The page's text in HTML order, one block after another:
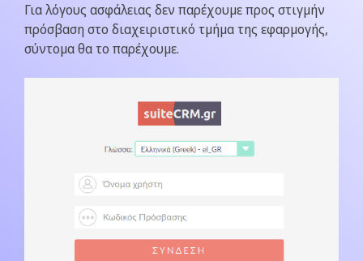
Για λόγους ασφάλειας δεν παρέχουμε προς στιγμήν
πρόσβαση στο διαχειριστικό τμήμα της εφαρμογής,
σύντομα θα το παρέχουμε.